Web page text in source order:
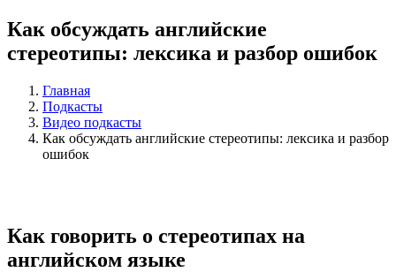
Как обсуждать английские
стереотипы: лексика и разбор ошибок
Главная
Подкасты
Видео подкасты
Как обсуждать английские стереотипы: лексика и разбор
ошибок
Как говорить о стереотипах на
английском языке